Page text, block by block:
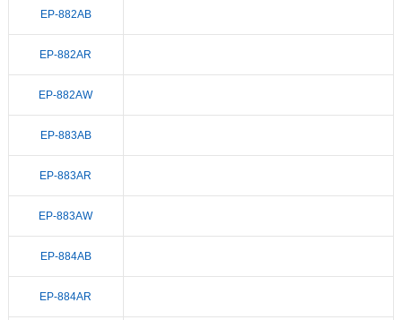
EP-882AB
EP-882AR
EP-882AW
EP-883AB
EP-883AR
EP-883AW
EP-884AB
EP-884AR